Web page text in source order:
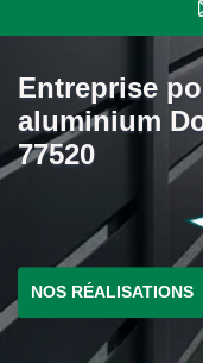
Entreprise
aluminium
77520
NOS RÉALISATIONS